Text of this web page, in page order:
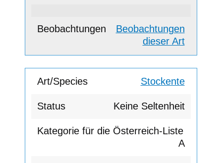
Beobachtungen
dieser Art
Stockente
Keine Seltenheit
A